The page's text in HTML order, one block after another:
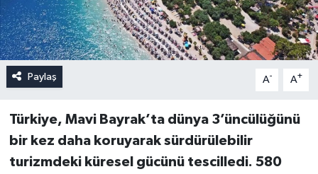
Paylaş A- A+
Türkiye, Mavi Bayrak’ta dünya 3’üncülüğünü
bir kez daha koruyarak sürdürülebilir
turizmdeki küresel gücünü tescilledi. 580